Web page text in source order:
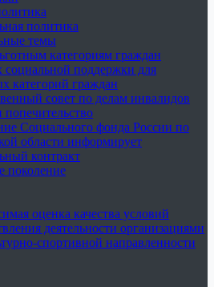
политика
темы
категориям граждан
социальной поддержки для
категорий граждан
совет по делам инвалидов
Социального фонда России по
области информирует
контракт
поколение
оценка качества условий
деятельности организациями
спортивной направленности